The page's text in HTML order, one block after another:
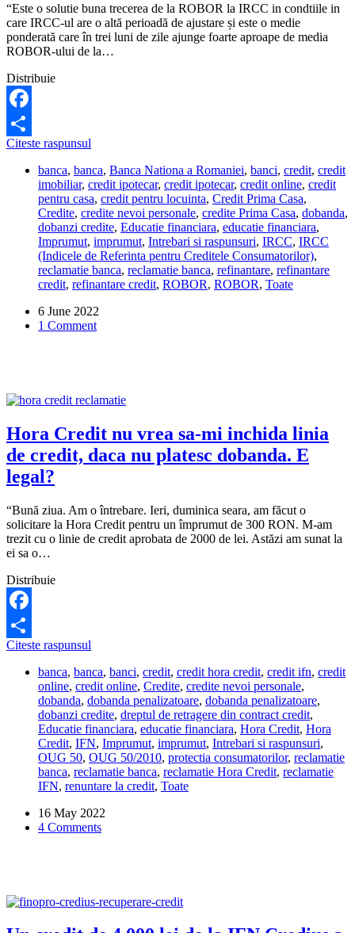
“Este o solutie buna trecerea de la ROBOR la IRCC in condtiile in
care IRCC-ul are o altă perioadă de ajustare și este o medie
ponderată care în trei luni de zile ajunge foarte aproape de media
ROBOR-ului de la…
Distribuie
Facebook
Share
Citeste raspunsul
mai
bine:
schimbarea
ROBOR
cu
IRCC
sau
refinantarea
creditului
dobanda
fixa?
banca, banca, Banca Nationa a Romaniei, banci, credit, credit
imobiliar, credit ipotecar, credit ipotecar, credit online, credit
pentru casa, credit pentru locuinta, Credit Prima Casa,
Credite, credite nevoi personale, credite Prima Casa, dobanda,
dobanzi credite, Educatie financiara, educatie financiara,
Imprumut, imprumut, Intrebari si raspunsuri, IRCC, IRCC
(Indicele de Referinta pentru Creditele Consumatorilor),
reclamatie banca, reclamatie banca, refinantare, refinantare
credit, refinantare credit, ROBOR, ROBOR, Toate
6 June 2022
1 Comment
Hora Credit nu vrea sa-mi inchida linia
de credit, daca nu platesc dobanda. E
legal?
“Bună ziua. Am o întrebare. Ieri, duminica seara, am făcut o
solicitare la Hora Credit pentru un împrumut de 300 RON. M-am
trezit cu o linie de credit aprobata de 2000 de lei. Astăzi am sunat la
ei sa o…
Distribuie
Facebook
Share
Citeste raspunsul
nu
vrea
sa-
mi
inchida
linia
de
credit,
daca
platesc
dobanda.
banca, banca, banci, credit, credit hora credit, credit ifn, credit
online, credit online, Credite, credite nevoi personale,
dobanda, dobanda penalizatoare, dobanda penalizatoare,
dobanzi credite, dreptul de retragere din contract credit,
Educatie financiara, educatie financiara, Hora Credit, Hora
Credit, IFN, Imprumut, imprumut, Intrebari si raspunsuri,
OUG 50, OUG 50/2010, protectia consumatorilor, reclamatie
banca, reclamatie banca, reclamatie Hora Credit, reclamatie
IFN, renuntare la credit, Toate
16 May 2022
4 Comments